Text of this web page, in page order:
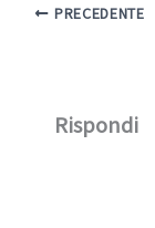
PRECEDENTE
Rispondi